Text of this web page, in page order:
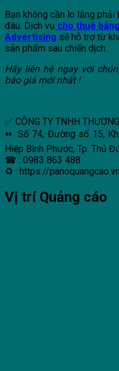
Bạn không cần lo lắng
đâu. Dịch vụ cho thuê
Advertising sẽ hỗ trợ từ
sản phẩm sau chiến dịch.
Hãy liên hệ ngay với
báo giá mới nhất !
✅ CÔNG TY TNHH
⏩ Số 74, Đường số 15,
Hiệp Bình Phước, Tp. Thủ
☎ : 0983 863 488
♻ : https://
Vị trí Quảng cáo